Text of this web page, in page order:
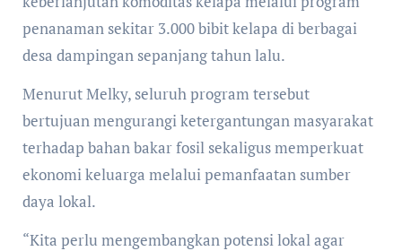
penanaman sekitar 3.000 bibit kelapa di berbagai
desa dampingan sepanjang tahun lalu.
Menurut Melky, seluruh program tersebut
bertujuan mengurangi ketergantungan masyarakat
terhadap bahan bakar fosil sekaligus memperkuat
ekonomi keluarga melalui pemanfaatan sumber
daya lokal.
“Kita perlu mengembangkan potensi lokal agar